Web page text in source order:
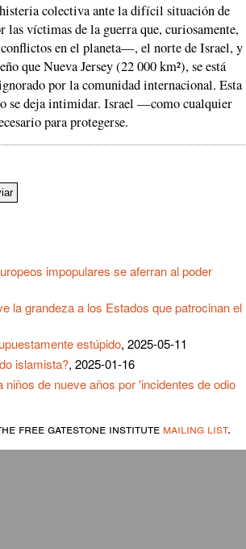
colectiva ante la difícil situación de
víctimas de la guerra que, curiosamente,
en el planeta—, el norte de Israel, y
que Nueva Jersey (22 000 km²), se está
por la comunidad internacional. Esta
se deja intimidar. Israel —como cualquier
para protegerse.
impopulares se aferran al poder
la grandeza a los Estados que patrocinan el
estúpido, 2025-05-11
islamista?, 2025-01-16
de nueve años por 'incidentes de odio
free gatestone institute mailing list.